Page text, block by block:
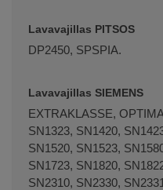
Lavavajillas PITSOS
DP2450, SPSPIA.
Lavavajillas SIEMENS
EXTRAKLASSE,
SN1323, SN1420,
SN1520, SN1523,
SN1723, SN1820,
SN2310, SN2330,